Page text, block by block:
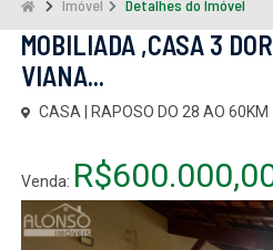
Imóvel Detalhes do Imóvel
MOBILIADA ,CASA 3
VIANA...
CASA | RAPOSO DO 28 AO 60KM
Venda: